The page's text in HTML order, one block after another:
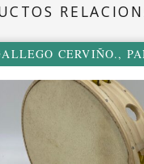
CERVIÑO.,